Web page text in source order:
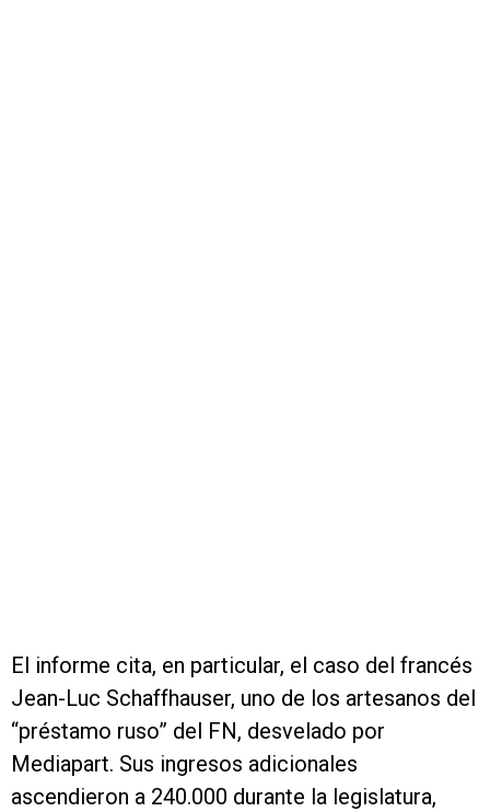
El informe cita, en particular, el caso del francés
Jean-Luc Schaffhauser, uno de los artesanos del
“préstamo ruso” del FN, desvelado por
Mediapart. Sus ingresos adicionales
ascendieron a 240.000 durante la legislatura,